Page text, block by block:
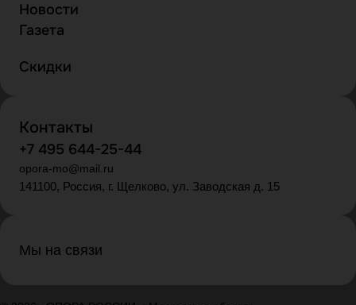
Новости
Газета
Скидки
Контакты
+7 495 644-25-44
opora-mo@mail.ru
141100, Россия, г. Щелково, ул. Заводская д. 15
Мы на связи